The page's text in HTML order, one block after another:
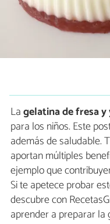
Lagelatina de fresa
para los niños. Este
además de saludable.
aportan múltiples
ejemplo que
Si te apetece probar
descubre con
aprender a preparar la